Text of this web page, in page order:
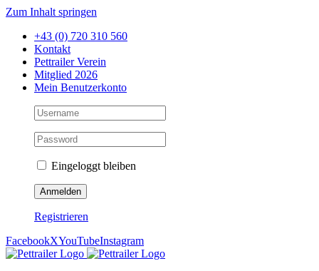
Zum Inhalt springen
+43 (0) 720 310 560
Kontakt
Pettrailer Verein
Mitglied 2026
Mein Benutzerkonto
Eingeloggt bleiben
Registrieren
FacebookXYouTubeInstagram